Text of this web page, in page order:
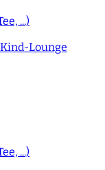
...)
Lounge
...)